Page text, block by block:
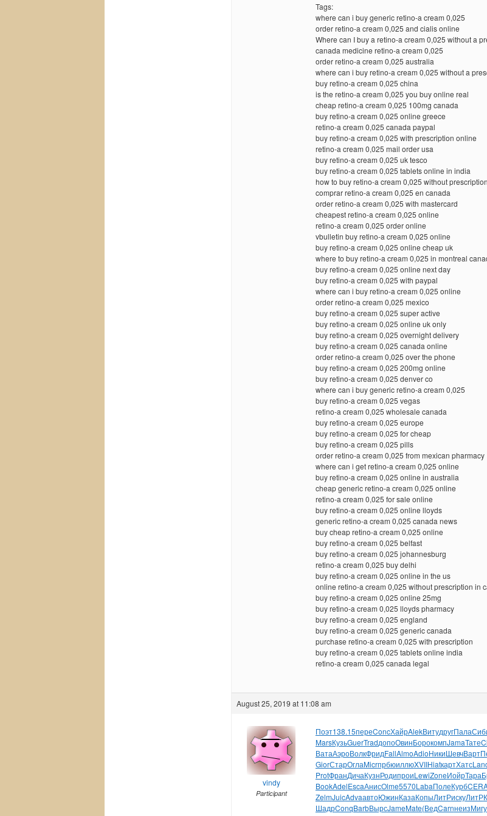
Tags:
where can i buy generic retino-a cream 0,025
order retino-a cream 0,025 and cialis online
Where can I buy a retino-a cream 0,025 without a
canada medicine retino-a cream 0,025
order retino-a cream 0,025 australia
where can i buy retino-a cream 0,025 without a
buy retino-a cream 0,025 china
is the retino-a cream 0,025 you buy online real
cheap retino-a cream 0,025 100mg canada
buy retino-a cream 0,025 online greece
retino-a cream 0,025 canada paypal
buy retino-a cream 0,025 with prescription online
retino-a cream 0,025 mail order usa
buy retino-a cream 0,025 uk tesco
buy retino-a cream 0,025 tablets online in india
how to buy retino-a cream 0,025 without prescription
comprar retino-a cream 0,025 en canada
order retino-a cream 0,025 with mastercard
cheapest retino-a cream 0,025 online
retino-a cream 0,025 order online
vbulletin buy retino-a cream 0,025 online
buy retino-a cream 0,025 online cheap uk
where to buy retino-a cream 0,025 in montreal
buy retino-a cream 0,025 online next day
buy retino-a cream 0,025 with paypal
where can i buy retino-a cream 0,025 online
order retino-a cream 0,025 mexico
buy retino-a cream 0,025 super active
buy retino-a cream 0,025 online uk only
buy retino-a cream 0,025 overnight delivery
buy retino-a cream 0,025 canada online
order retino-a cream 0,025 over the phone
buy retino-a cream 0,025 200mg online
buy retino-a cream 0,025 denver co
where can i buy generic retino-a cream 0,025
buy retino-a cream 0,025 vegas
retino-a cream 0,025 wholesale canada
buy retino-a cream 0,025 europe
buy retino-a cream 0,025 for cheap
buy retino-a cream 0,025 pills
order retino-a cream 0,025 from mexican pharmacy
where can i get retino-a cream 0,025 online
buy retino-a cream 0,025 online in australia
cheap generic retino-a cream 0,025 online
retino-a cream 0,025 for sale online
buy retino-a cream 0,025 online lloyds
generic retino-a cream 0,025 canada news
buy cheap retino-a cream 0,025 online
buy retino-a cream 0,025 belfast
buy retino-a cream 0,025 johannesburg
retino-a cream 0,025 buy delhi
buy retino-a cream 0,025 online in the us
online retino-a cream 0,025 without prescription in
buy retino-a cream 0,025 online 25mg
buy retino-a cream 0,025 lloyds pharmacy
buy retino-a cream 0,025 england
buy retino-a cream 0,025 generic canada
purchase retino-a cream 0,025 with prescription
buy retino-a cream 0,025 tablets online india
retino-a cream 0,025 canada legal
August 25, 2019 at 11:08 am
vindy
Participant
Поэт138.15переConcХайрAlekВитудругПала
MarsКузьGuerTradдопоОвинБорокомпJamaТате
ВатаАэроВолкФридFallAlmoAdioНикиШевчВарт
GiorСтарОглаMicrпрбюиллюXVIIHiatкартХатс
ProtФранДичаКузнРодипроиLewiZoneИойрТара
BookAdelEscaАнисOlme5570LabaПолеКурб
ZelmJuicAdvaавтоЮжинКазаКопыЛитРискуЛитР
ШадрConqBarbВырсJameMate(ВедCarnнеизМигу